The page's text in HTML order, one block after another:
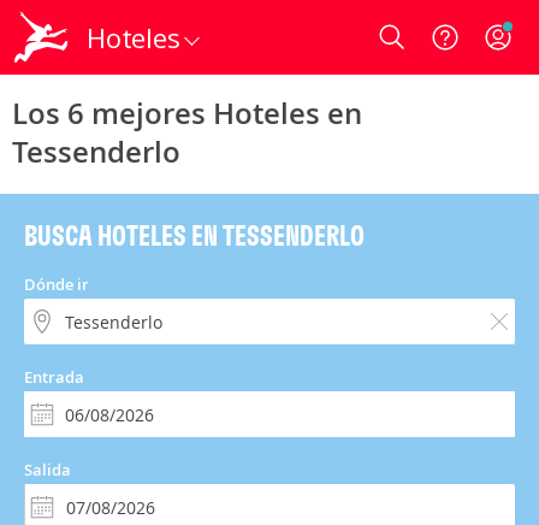
Hoteles Login
Los 6 mejores Hoteles en
Tessenderlo
BUSCA HOTELES EN TESSENDERLO
Dónde ir
Entrada
Salida